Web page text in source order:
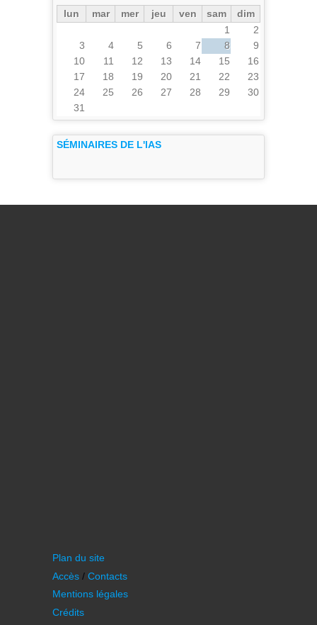
lun mar mer jeu ven sam
dim
1
2
3
4 5 6 7 8
9
10
11 12 13 14 15
16
17
18 19 20 21 22
23
24
25 26 27 28 29
30
31
SÉMINAIRES DE L'IAS
Plan du site
Accès / Contacts
Mentions légales
Crédits